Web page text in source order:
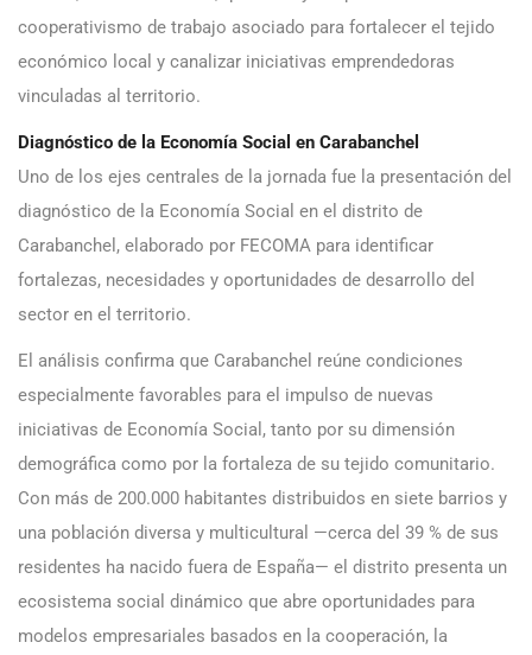
cooperativismo de trabajo asociado para fortalecer el tejido
económico local y canalizar iniciativas emprendedoras
vinculadas al territorio.
Diagnóstico de la Economía Social en Carabanchel
Uno de los ejes centrales de la jornada fue la presentación del
diagnóstico de la Economía Social en el distrito de
Carabanchel, elaborado por FECOMA para identificar
fortalezas, necesidades y oportunidades de desarrollo del
sector en el territorio.
El análisis confirma que Carabanchel reúne condiciones
especialmente favorables para el impulso de nuevas
iniciativas de Economía Social, tanto por su dimensión
demográfica como por la fortaleza de su tejido comunitario.
Con más de 200.000 habitantes distribuidos en siete barrios y
una población diversa y multicultural —cerca del 39 % de sus
residentes ha nacido fuera de España— el distrito presenta un
ecosistema social dinámico que abre oportunidades para
modelos empresariales basados en la cooperación, la